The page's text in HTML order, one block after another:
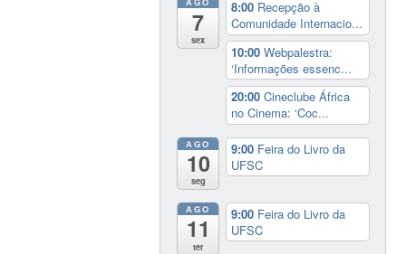
7
sex
8:00 Recepção à
Comunidade Internacio...
10:00Webpalestra:
‘Informações essenc...
20:00Cineclube África
no Cinema: ‘Coc...
AGO
10
seg
9:00 Feira do Livro da
UFSC
AGO
11
ter
9:00 Feira do Livro da
UFSC